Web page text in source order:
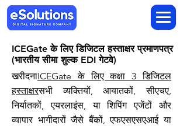
ICEGate के लिए डिजिटल हस्ताक्षर प्रमाणपत्र
(भारतीय सीमा शुल्क EDI गेटवे)
खरीदनाICEGate के लिए कक्षा 3 डिजिटल
हस्ताक्षरसभी व्यक्तियों, आयातकों, सीएचए,
निर्यातकों, एयरलाइंस, या शिपिंग एजेंटों और
व्यापार भागीदारों जैसे बैंकों, एफएसएसएआई या